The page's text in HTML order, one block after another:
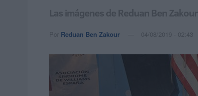
Las imágenes de Reduan Ben Zakour
Por Reduan Ben Zakour 04/08/2019 - 02:43